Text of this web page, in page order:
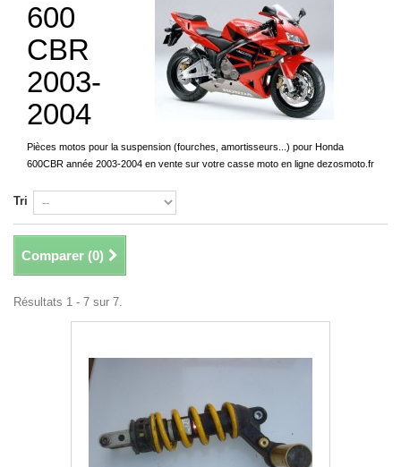
600
CBR
2003-
2004
Pièces motos pour la suspension (fourches, amortisseurs...) pour Honda
600CBR année 2003-2004 en vente sur votre casse moto en ligne dezosmoto.fr
Tri
Comparer (0)
Résultats 1 - 7 sur 7.